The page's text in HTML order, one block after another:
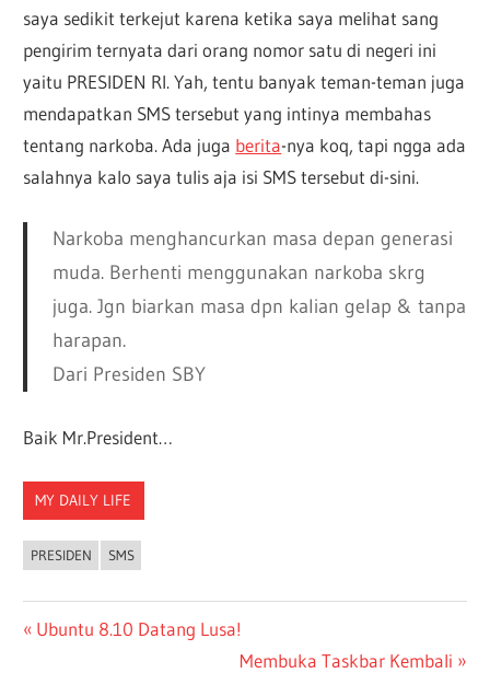
saya sedikit terkejut karena ketika saya melihat sang
pengirim ternyata dari orang nomor satu di negeri ini
yaitu PRESIDEN RI. Yah, tentu banyak teman-teman juga
mendapatkan SMS tersebut yang intinya membahas
tentang narkoba. Ada juga berita-nya koq, tapi ngga ada
salahnya kalo saya tulis aja isi SMS tersebut di-sini.
Narkoba menghancurkan masa depan generasi
muda. Berhenti menggunakan narkoba skrg
juga. Jgn biarkan masa dpn kalian gelap & tanpa
harapan.
Dari Presiden SBY
Baik Mr.President…
MY DAILY LIFE
PRESIDEN SMS
Post
Previous
Ubuntu 8.10 Datang Lusa!
Next
Membuka Taskbar Kembali